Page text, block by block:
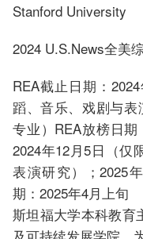
Stanford University
2024 U.S.News全美
REA截止日期：
蹈、音乐、戏剧与
专业）REA放榜日期
2024年12月5日（仅
表演研究）；2025
期：2025年4月上旬
斯坦福大学本科教育